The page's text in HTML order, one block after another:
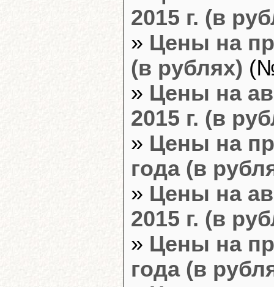
2015 г. (в
» Цены на
(в рублях)
» Цены на
2015 г. (в
» Цены на
года (в
» Цены на
2015 г. (в
» Цены на
года (в